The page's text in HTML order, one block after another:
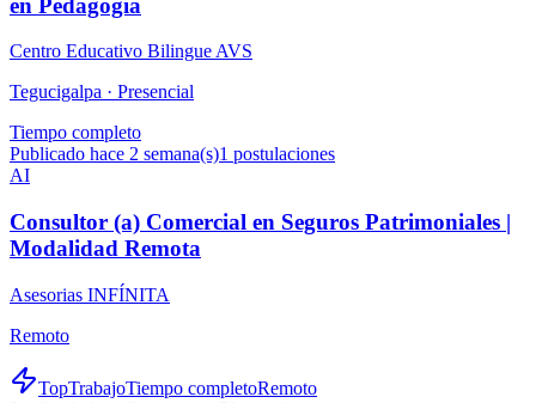
en Pedagogía
Centro Educativo Bilingue AVS
Tegucigalpa · Presencial
Tiempo completo
Publicado hace 2 semana(s)1 postulaciones
AI
Consultor (a) Comercial en Seguros Patrimoniales |
Modalidad Remota
Asesorias INFÍNITA
Remoto
TopTrabajoTiempo completoRemoto